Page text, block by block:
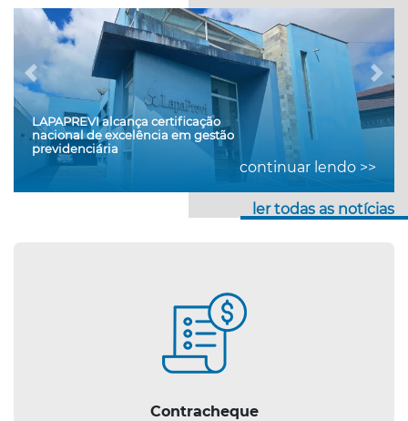
LAPAPREVI alcança certificação
nacional de excelência em gestão
previdenciária
continuar lendo >>
ler todas as notícias
Contracheque